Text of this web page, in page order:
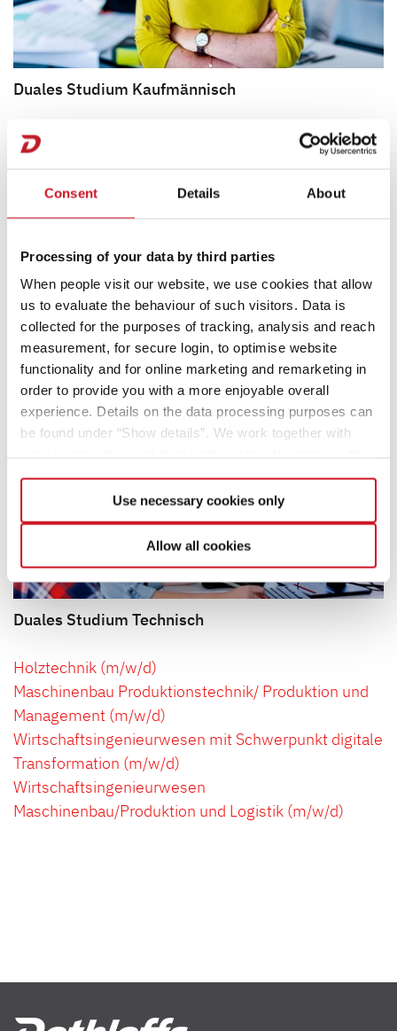
Consent Details About
Processing of your data by third parties
When people visit our website, we use cookies that allow
us to evaluate the behaviour of such visitors. Data is
collected for the purposes of tracking, analysis and reach
measurement, for secure login, to optimise website
functionality and for online marketing and remarketing in
order to provide you with a more enjoyable overall
experience. Details on the data processing purposes can
be found under “Show details”. We work together with
data for their own purposes and merge it with other data if
necessary. If you click the “Allow cookies” button or
select individual cookies in the detailed view, you provide
your consent to the processing of your data for the
and not required to use our website. You can view your
selected settings at any time as well as deselect or
change them later (such as by using the fingerprint button
information in our Privacy Policy.
Allow all cookies
Use necessary cookies only
Duales Studium Kaufmännisch
BWL - Industrie (m/w/d)
BWL - International Business (m/w/d)
BWL - Medien- und Kommunikationswirtschaft
(m/w/d)
Duales Studium Technisch
Holztechnik (m/w/d)
Maschinenbau Produktionstechnik/ Produktion und
Management (m/w/d)
Wirtschaftsingenieurwesen mit Schwerpunkt digitale
Transformation (m/w/d)
Wirtschaftsingenieurwesen
Maschinenbau/Produktion und Logistik (m/w/d)